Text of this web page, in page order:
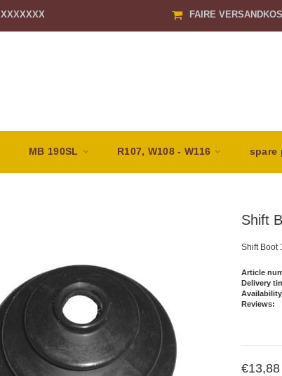
XXXXXXX FAIRE
MB 190SL R107, W108 - W116 spare
Shift
Shift Boot
Article
Delivery
Reviews:
€13,88